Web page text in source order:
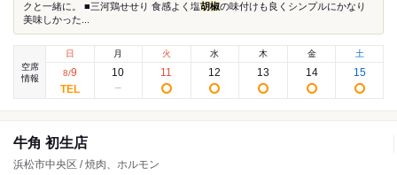
クと一緒に。 ■三河鶏せせり 食感よく塩胡椒の味付けも良くシンプルにかなり
美味しかった...
空席
情報
日
8/9
月
10
火
11
水
12
木
13
金
14
土
15
牛角 初生店
浜松市中央区 / 焼肉、ホルモン